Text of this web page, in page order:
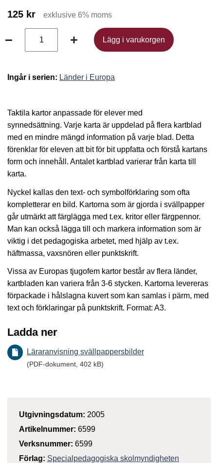
125 kr exklusive 6% moms
Lägg i varukorgen
Lägg i varukorgen
Ingår i serien: Länder i Europa
Taktila kartor anpassade för elever med
synnedsättning. Varje karta är uppdelad på flera kartblad
med en mindre mängd information på varje blad. Detta
förenklar för eleven att bit för bit uppfatta och förstå kartans
form och innehåll. Antalet kartblad varierar från karta till
karta.
Nyckel kallas den text- och symbolförklaring som ofta
kompletterar en bild. Kartorna som är gjorda i svällpapper
går utmärkt att färglägga med t.ex. kritor eller färgpennor.
Man kan också lägga till och markera information som är
viktig i det pedagogiska arbetet, med hjälp av t.ex.
häftmassa, vaxsnören eller punktskrift.
Vissa av Europas tjugofem kartor består av flera länder,
kartbladen kan variera från 3-6 stycken. Kartorna levereras
förpackade i hålslagna kuvert som kan samlas i pärm, med
text och förklaringar på punktskrift. Format: A3.
Ladda ner
Läraranvisning svällpappersbilder
(PDF-dokument, 402 kB)
Utgivningsdatum: 2005
Artikelnummer: 6599
Verksnummer: 6599
Förlag: Specialpedagogiska skolmyndigheten